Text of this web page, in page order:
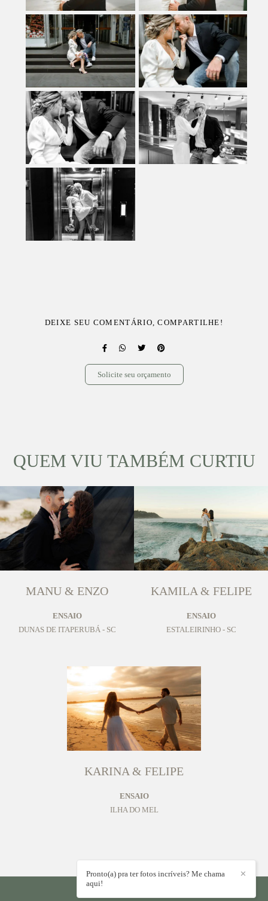
DEIXE SEU COMENTÁRIO, COMPARTILHE!
Solicite seu orçamento
QUEM VIU TAMBÉM CURTIU
MANU & ENZO
ENSAIO
DUNAS DE ITAPERUBÁ - SC
KAMILA & FELIPE
ENSAIO
ESTALEIRINHO - SC
KARINA & FELIPE
ENSAIO
ILHA DO MEL
✕
Pronto(a) pra ter fotos incríveis? Me chama
aqui!